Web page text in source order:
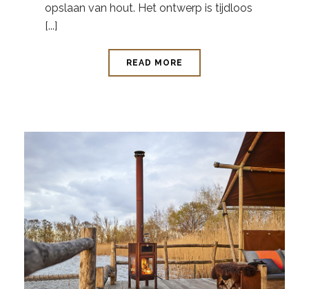
opslaan van hout. Het ontwerp is tijdloos
[...]
READ MORE